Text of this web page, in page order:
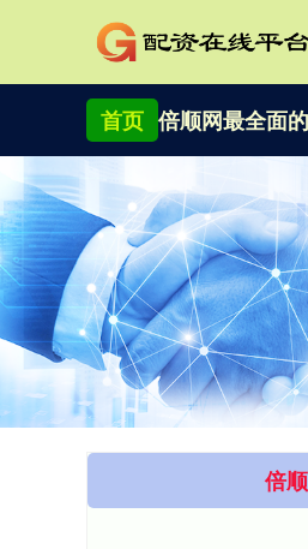
首页 倍顺网最全面
倍